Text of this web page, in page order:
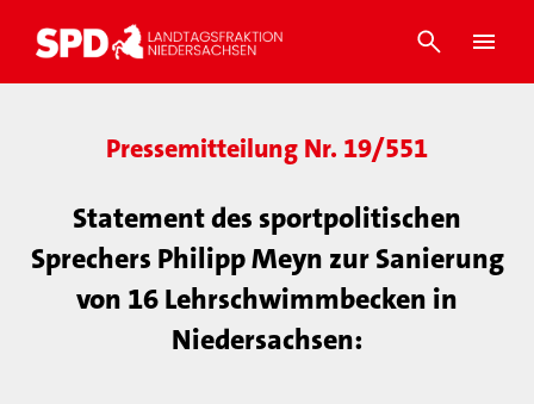
Pressemitteilung Nr. 19/551
Statement des sportpolitischen
Sprechers Philipp Meyn zur Sanierung
von 16 Lehrschwimmbecken in
Niedersachsen: